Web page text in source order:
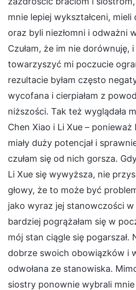
mnie lepiej wykształceni, mieli
oraz byli niezłomni i odważni
Czułam, że im nie dorównuję, i
towarzyszyć mi poczucie
rezultacie byłam często
wycofana i cierpiałam z
niższości. Tak też wyglądała
Chen Xiao i Li Xue – ponieważ
miały duży potencjał i
czułam się od nich gorsza.
Li Xue się wywyższa, nie
głowy, że to może być
jako wyraz jej stanowczości w
bardziej pogrążałam się w
mój stan ciągle się pogarszał.
dobrze swoich obowiązków i
odwołana ze stanowiska.
siostry ponownie wybrali mnie